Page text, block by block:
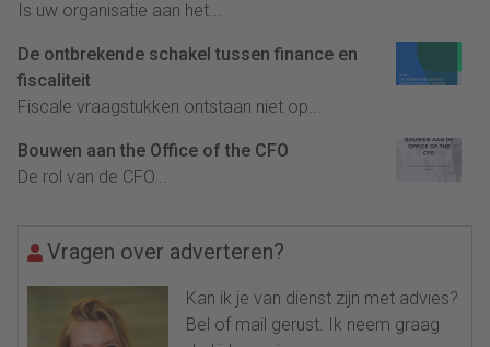
Is uw organisatie aan het...
De ontbrekende schakel tussen finance en
fiscaliteit
Fiscale vraagstukken ontstaan niet op...
Bouwen aan the Office of the CFO
De rol van de CFO...
Vragen over adverteren?
Kan ik je van dienst zijn met advies?
Bel of mail gerust. Ik neem graag